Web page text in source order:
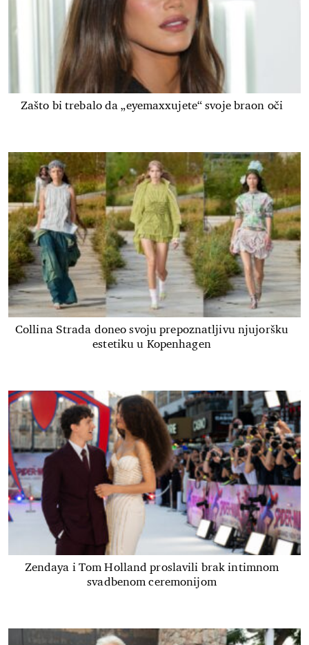
Zašto bi trebalo da „eyemaxxujete“ svoje braon oči
Collina Strada doneo svoju prepoznatljivu njujoršku
estetiku u Kopenhagen
Zendaya i Tom Holland proslavili brak intimnom
svadbenom ceremonijom